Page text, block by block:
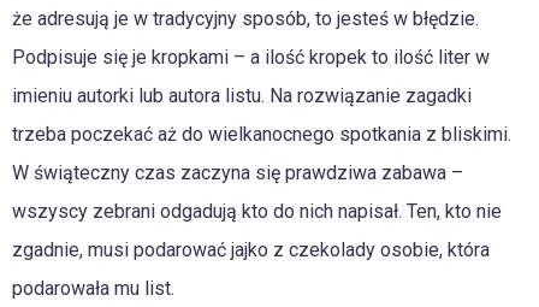
że adresują je w tradycyjny sposób, to jesteś w błędzie.
Podpisuje się je kropkami – a ilość kropek to ilość liter w
imieniu autorki lub autora listu. Na rozwiązanie zagadki
trzeba poczekać aż do wielkanocnego spotkania z bliskimi.
W świąteczny czas zaczyna się prawdziwa zabawa –
wszyscy zebrani odgadują kto do nich napisał. Ten, kto nie
zgadnie, musi podarować jajko z czekolady osobie, która
podarowała mu list.